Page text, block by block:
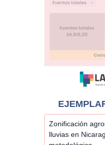
Zonificación
lluvias en